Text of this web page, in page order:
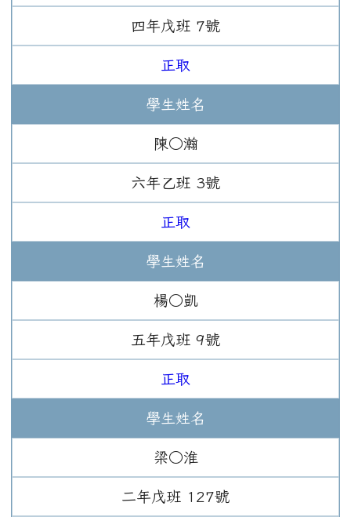
四年 戊班 7號
正取
學生姓名
陳○瀚
六年 乙班 3號
正取
學生姓名
楊○凱
五年 戊班 9號
正取
學生姓名
梁○淮
二年 戊班 127號